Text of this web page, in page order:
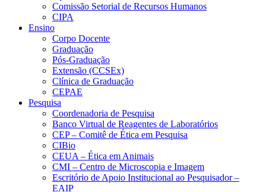
Comissão Setorial de Recursos Humanos
CIPA
Ensino
Corpo Docente
Graduação
Pós-Graduação
Extensão (CCSEx)
Clínica de Graduação
CEPAE
Pesquisa
Coordenadoria de Pesquisa
Banco Virtual de Reagentes de Laboratórios
CEP – Comitê de Ética em Pesquisa
CIBio
CEUA – Ética em Animais
CMI – Centro de Microscopia e Imagem
Escritório de Apoio Institucional ao Pesquisador –
EAIP